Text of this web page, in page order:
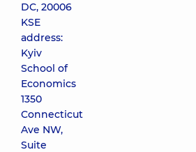
DC, 20006
KSE
address:
Kyiv
School of
Economics
1350
Connecticut
Ave NW,
Suite